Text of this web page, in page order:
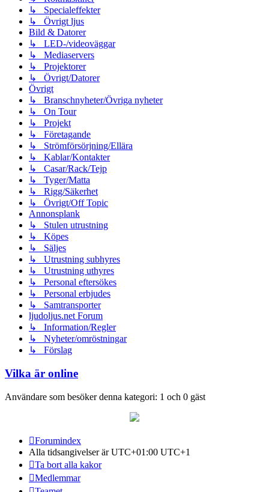
↳ Specialeffekter
↳ Övrigt ljus
Bild & Datorer
↳ LED-/videoväggar
↳ Mediaservers
↳ Projektorer
↳ Övrigt/Datorer
Övrigt
↳ Branschnyheter/Övriga nyheter
↳ On Tour
↳ Projekt
↳ Företagande
↳ Strömförsörjning/Ellära
↳ Kablar/Kontakter
↳ Casar/Rack/Tejp
↳ Tyger/Matta
↳ Rigg/Säkerhet
↳ Övrigt/Off Topic
Annonsplank
↳ Stulen utrustning
↳ Köpes
↳ Säljes
↳ Utrustning subhyres
↳ Utrustning uthyres
↳ Personal eftersökes
↳ Personal erbjudes
↳ Samtransporter
ljudoljus.net Forum
↳ Information/Regler
↳ Nyheter/omröstningar
↳ Förslag
Vilka är online
Användare som besöker denna kategori: 1 och 0 gäst
Forumindex
Alla tidsangivelser är UTC+01:00 UTC+1
Ta bort alla kakor
Medlemmar